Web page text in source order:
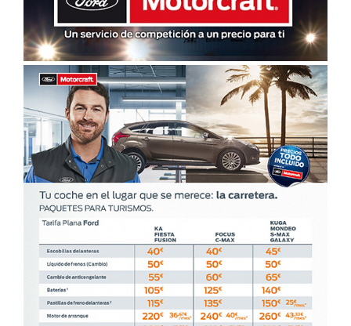
KM0 / OCASION
PROMOCIONES
CITA PREVIA
CONTACTO